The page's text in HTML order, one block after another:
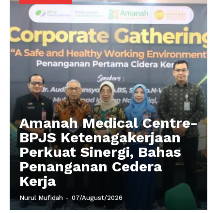
Amanah Medical Centre-
BPJS Ketenagakerjaan
Perkuat Sinergi, Bahas
Penanganan Cedera
Kerja
Nurul Mufidah - 07/August/2026